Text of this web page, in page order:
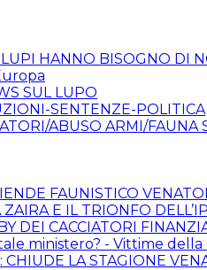
LUPI HANNO BISOGNO DI
SUL LUPO
SENTENZE-POLITICA
ABUSO ARMI/FAUNA
FAUNISTICO
ZAIRA E IL TRIONFO
DEI CACCIATORI
ministero? - Vittime della
CHIUDE LA STAGIONE